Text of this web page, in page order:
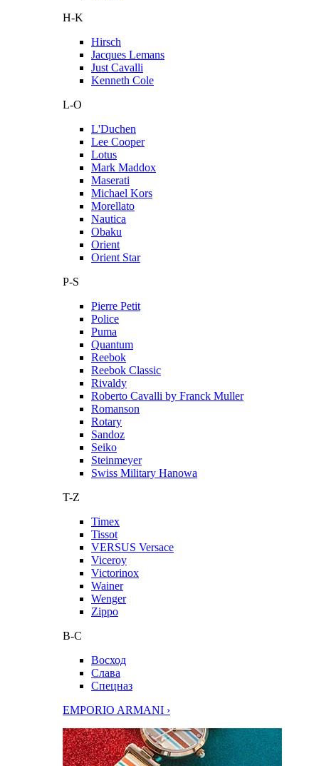
H-K
Hirsch
Jacques Lemans
Just Cavalli
Kenneth Cole
L-O
L'Duchen
Lee Cooper
Lotus
Mark Maddox
Maserati
Michael Kors
Morellato
Nautica
Obaku
Orient
Orient Star
P-S
Pierre Petit
Police
Puma
Quantum
Reebok
Reebok Classic
Rivaldy
Roberto Cavalli by Franck Muller
Romanson
Rotary
Sandoz
Seiko
Steinmeyer
Swiss Military Hanowa
T-Z
Timex
Tissot
VERSUS Versace
Viceroy
Victorinox
Wainer
Wenger
Zippo
В-С
Восход
Слава
Спецназ
EMPORIO ARMANI ›